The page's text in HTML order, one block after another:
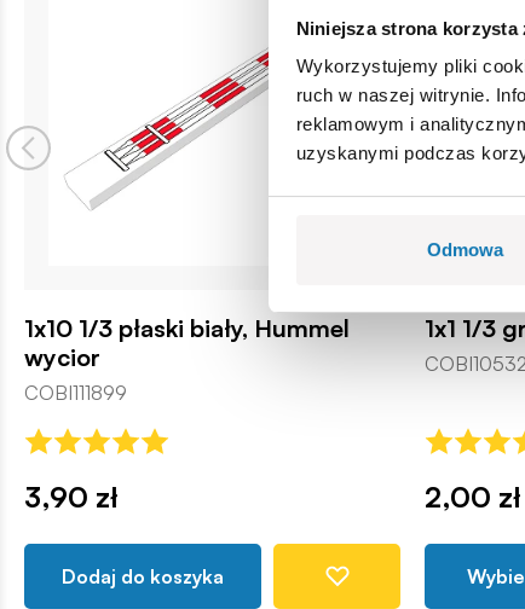
Niniejsza strona korzysta
Wykorzystujemy pliki
ruch w naszej witrynie.
reklamowym i
uzyskanymi podczas
Odmowa
1x10 1/3 płaski biały, Hummel
wycior
COBI111899
3,90 zł
Dodaj do koszyka
1x1 1/3
2,00 zł